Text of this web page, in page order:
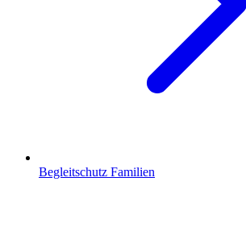
Begleitschutz Familien